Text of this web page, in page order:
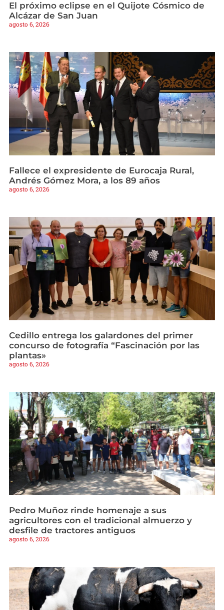
El próximo eclipse en el Quijote Cósmico de
Alcázar de San Juan
agosto 6, 2026
Fallece el expresidente de Eurocaja Rural,
Andrés Gómez Mora, a los 89 años
agosto 6, 2026
Cedillo entrega los galardones del primer
concurso de fotografía “Fascinación por las
plantas»
agosto 6, 2026
Pedro Muñoz rinde homenaje a sus
agricultores con el tradicional almuerzo y
desfile de tractores antiguos
agosto 6, 2026